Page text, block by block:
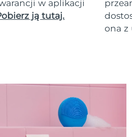
w aplikacji
ją tutaj.
ona z